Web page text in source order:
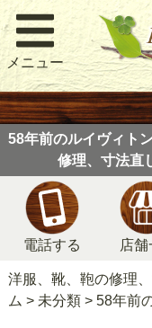
メニュー
58年前のルイヴィト
修理、寸法直
電話する 店舗
洋服、靴、鞄の修理
ム > 未分類> 58年前